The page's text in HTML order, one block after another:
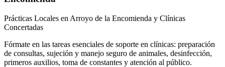
Prácticas Locales en Arroyo de la Encomienda y Clínicas
Concertadas
Fórmate en las tareas esenciales de soporte en clínicas: preparación
de consultas, sujeción y manejo seguro de animales, desinfección,
primeros auxilios, toma de constantes y atención al público.